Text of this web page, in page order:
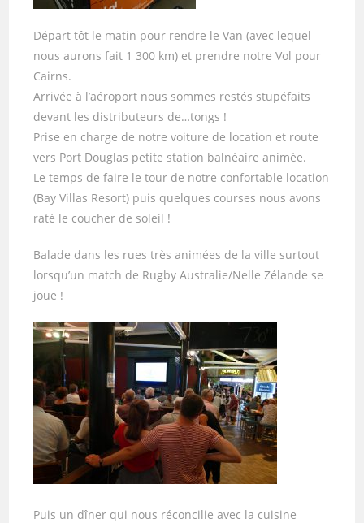
Départ tôt le matin pour rendre le Van (avec lequel
nous aurons fait 1 300 km) et prendre notre Vol pour
Cairns.
Arrivée à l’aéroport nous sommes restés stupéfaits
devant les distributeurs de…tongs !
Prise en charge de notre voiture de location et route
vers Port Douglas petite station balnéaire animée.
Le temps de faire le tour de notre confortable location
(Bay Villas Resort) puis quelques courses nous avons
raté le coucher de soleil !
Balade dans les rues très animées de la ville surtout
lorsqu’un match de Rugby Australie/Nelle Zélande se
joue !
Puis un dîner qui nous réconcilie avec la cuisine